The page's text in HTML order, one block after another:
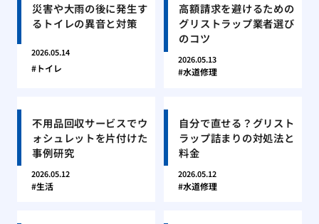
災害や大雨の後に発生す
るトイレの異音と対策
2026.05.14
トイレ
高額請求を避けるための
グリストラップ業者選び
のコツ
2026.05.13
水道修理
不用品回収サービスでウ
ォシュレットを片付けた
事例研究
2026.05.12
生活
自分で直せる？グリスト
ラップ詰まりの対処法と
料金
2026.05.12
水道修理